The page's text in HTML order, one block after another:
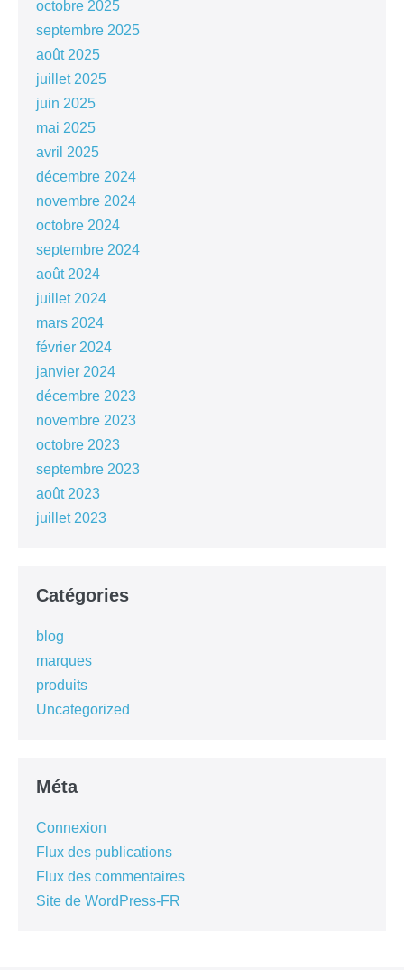
octobre 2025
septembre 2025
août 2025
juillet 2025
juin 2025
mai 2025
avril 2025
décembre 2024
novembre 2024
octobre 2024
septembre 2024
août 2024
juillet 2024
mars 2024
février 2024
janvier 2024
décembre 2023
novembre 2023
octobre 2023
septembre 2023
août 2023
juillet 2023
Catégories
blog
marques
produits
Uncategorized
Méta
Connexion
Flux des publications
Flux des commentaires
Site de WordPress-FR